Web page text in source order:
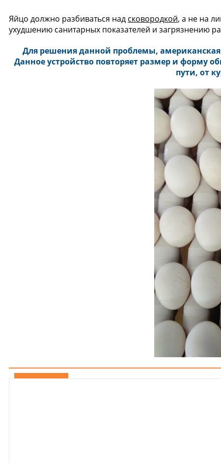
Яйцо должно разбиваться над сковородкой, а не на
ухудшению санитарных показателей и загрязнению
Для решения данной проблемы,
Данное устройство повторяет размер и форму
пути, от
По алфавиту